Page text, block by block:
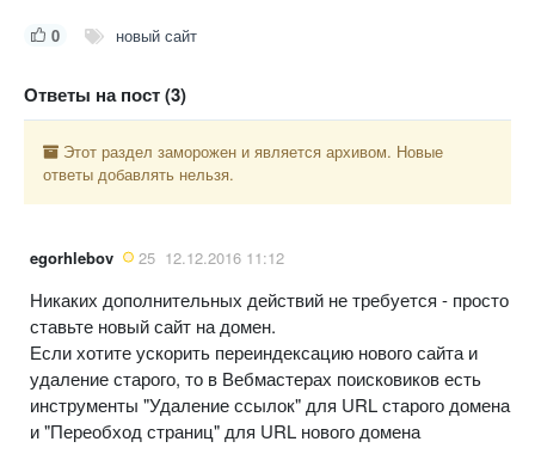
0 новый сайт
Ответы на пост (3)
Этот раздел заморожен и является архивом. Новые
ответы добавлять нельзя.
egorhlebov 25 12.12.2016 11:12
Никаких дополнительных действий не требуется - просто
ставьте новый сайт на домен.
Если хотите ускорить переиндексацию нового сайта и
удаление старого, то в Вебмастерах поисковиков есть
инструменты "Удаление ссылок" для URL старого домена
и "Переобход страниц" для URL нового домена